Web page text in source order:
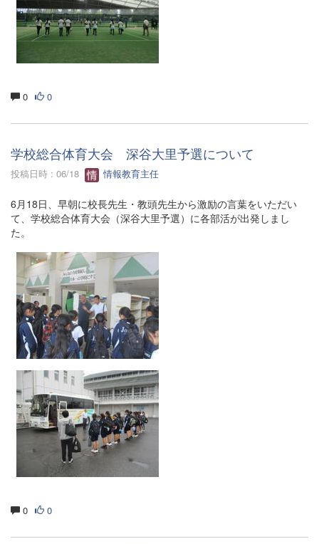
0 0
学校総合体育大会 深谷大里予選について
投稿日時 : 06/18 情報教育主任
6月18日、早朝に校長先生・教頭先生から激励の言葉をいただい
て、学校総合体育大会（深谷大里予選）に各部活が出発しまし
た。
0 0